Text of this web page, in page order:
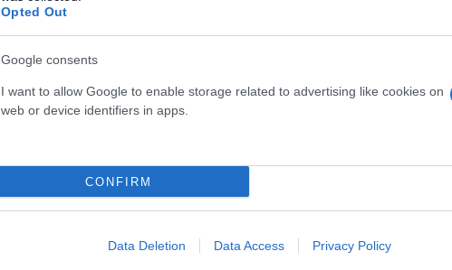
Opted Out
Google consents
I want to allow Google to enable storage related to advertising like cookies on
web or device identifiers in apps.
CONFIRM
Data Deletion Data Access Privacy Policy